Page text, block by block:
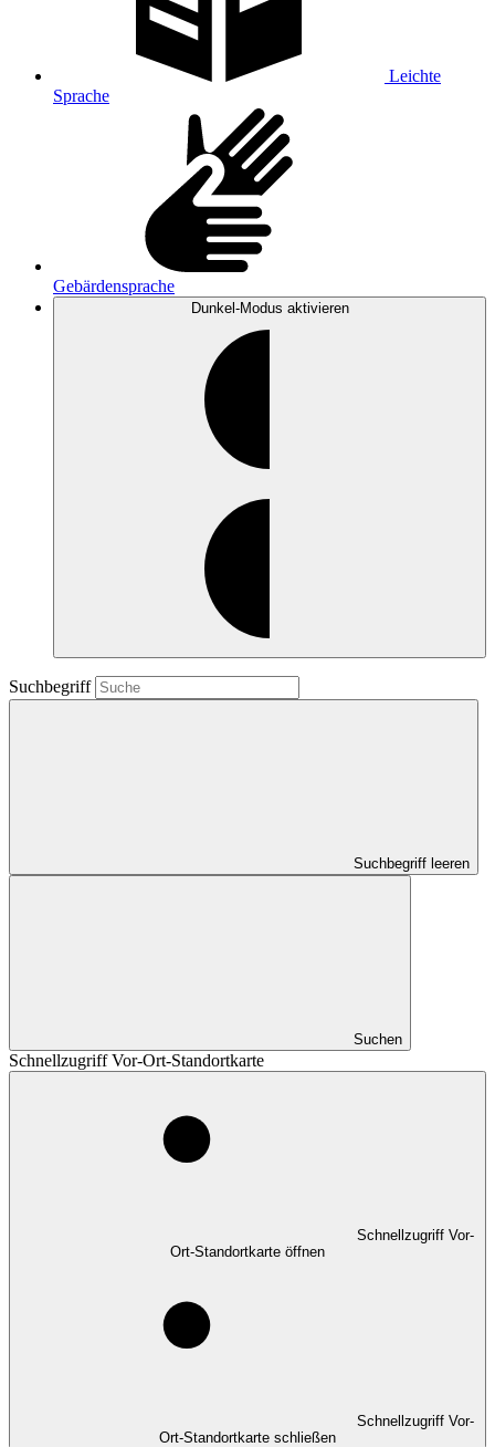
Leichte
Sprache
Gebärdensprache
Dunkel-Modus aktivieren
Suchbegriff
Suchbegriff leeren
Suchen
Schnellzugriff Vor-Ort-Standortkarte
Schnellzugriff Vor-
Ort-Standortkarte öffnen
Schnellzugriff Vor-
Ort-Standortkarte schließen